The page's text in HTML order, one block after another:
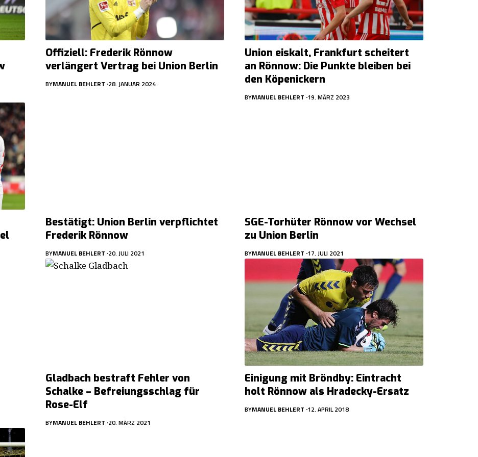
Offiziell: Frederik Rönnow
verlängert Vertrag bei Union Berlin
BYMANUEL BEHLERT 28. JANUAR 2024
Union eiskalt, Frankfurt scheitert
an Rönnow: Die Punkte bleiben bei
den Köpenickern
BYMANUEL BEHLERT 19. MÄRZ 2023
Bestätigt: Union Berlin verpflichtet
Frederik Rönnow
BYMANUEL BEHLERT 20. JULI 2021
SGE-Torhüter Rönnow vor Wechsel
zu Union Berlin
BYMANUEL BEHLERT 17. JULI 2021
Gladbach bestraft Fehler von
Schalke – Befreiungsschlag für
Rose-Elf
BYMANUEL BEHLERT 20. MÄRZ 2021
Einigung mit Bröndby: Eintracht
holt Rönnow als Hradecky-Ersatz
BYMANUEL BEHLERT 12. APRIL 2018